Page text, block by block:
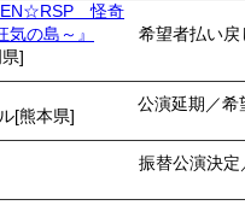
怪奇
の島～』
希望者払い戻
]
公演延期／希
[熊本県]
振替公演決定